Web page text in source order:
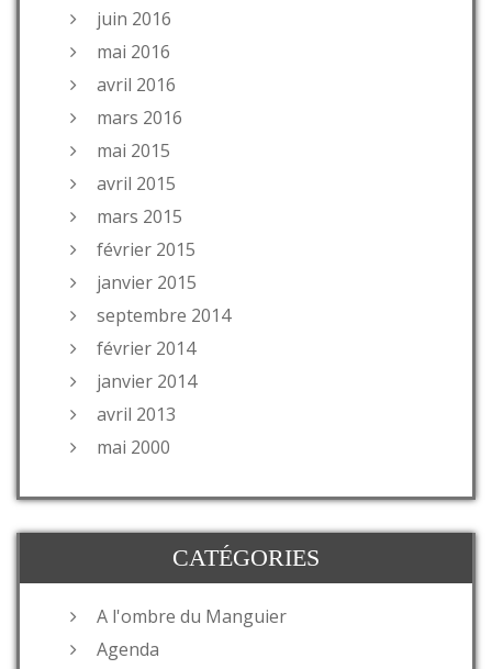
juin 2016
mai 2016
avril 2016
mars 2016
mai 2015
avril 2015
mars 2015
février 2015
janvier 2015
septembre 2014
février 2014
janvier 2014
avril 2013
mai 2000
CATÉGORIES
A l'ombre du Manguier
Agenda